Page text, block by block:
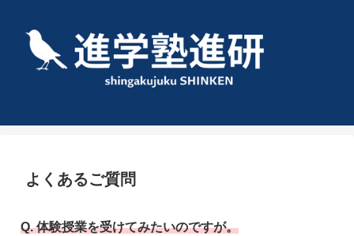
よくあるご質問
Q. 体験授業を受けてみたいのですが。